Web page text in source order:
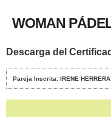
WOMAN
Descarga del
Pareja Inscrita: IRENE